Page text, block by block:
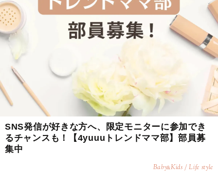
SNS発信が好きな方へ、限定モニターに参加でき
るチャンスも！【4yuuuトレンドママ部】部員募
集中
Baby&Kids / Life style